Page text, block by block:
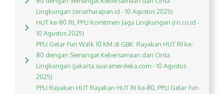
Lingkungan (sinarharapan.id - 10 Agustus 2025)
HUT ke-80 RI, PPLI Komitmen Jaga Lingkungan (rri.co.id -
10 Agustus 2025)
PPLI Gelar Fun Walk 10 KM di GBK: Rayakan HUT RI ke-
80 dengan Semangat Kebersamaan dan Cinta
Lingkungan (jakarta.suaramerdeka.com - 10 Agustus
2025)
PPLI Rayakan HUT Rayakan HUT RI ke-80, PPLI Gelar Fun